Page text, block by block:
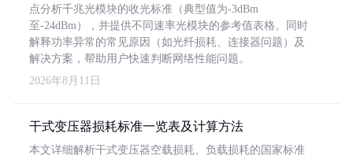
点分析千兆光模块的收光标准（典型值为-3dBm
至-24dBm），并提供不同速率光模块的参考值表格。同时
解释功率异常的常见原因（如光纤损耗、连接器问题）及
解决方案，帮助用户快速判断网络性能问题。
2026年8月11日
干式变压器损耗标准一览表及计算方法
本文详细解析干式变压器空载损耗、负载损耗的国家标准